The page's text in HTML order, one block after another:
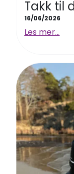
Takk til
16/06/2026
Les mer...